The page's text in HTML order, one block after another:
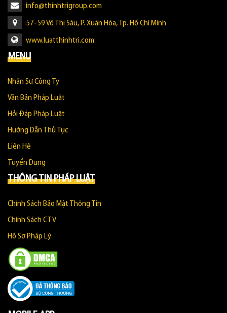
info@thinhtrigroup.com
57-59 Võ Thị Sáu, P. Xuân Hòa, Tp. Hồ Chí Minh
www.luatthinhtri.com
MENU
Nhân Sự Công Ty
Văn Bản Pháp Luật
Hỏi Đáp Pháp Luật
Hướng Dẫn Thủ Tục
Liên Hệ
Tuyển Dụng
THÔNG TIN PHÁP LUẬT
Chính Sách Bảo Mật Thông Tin
Chính Sách CTV
Hồ Sơ Pháp Lý